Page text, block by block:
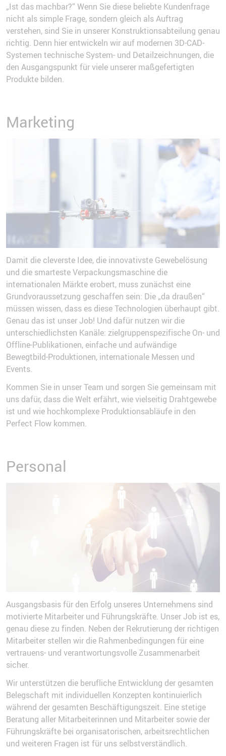
„Ist das machbar?“ Wenn Sie diese beliebte Kundenfrage
nicht als simple Frage, sondern gleich als Auftrag
verstehen, sind Sie in unserer Konstruktionsabteilung genau
richtig. Denn hier entwickeln wir auf modernen 3D-CAD-
Systemen technische System- und Detailzeichnungen, die
den Ausgangspunkt für viele unserer maßgefertigten
Produkte bilden.
Marketing
Damit die cleverste Idee, die innovativste Gewebelösung
und die smarteste Verpackungsmaschine die
internationalen Märkte erobert, muss zunächst eine
Grundvoraussetzung geschaffen sein: Die „da draußen“
müssen wissen, dass es diese Technologien überhaupt gibt.
Genau das ist unser Job! Und dafür nutzen wir die
unterschiedlichsten Kanäle: zielgruppenspezifische On- und
Offline-Publikationen, einfache und aufwändige
Bewegtbild-Produktionen, internationale Messen und
Events.
Kommen Sie in unser Team und sorgen Sie gemeinsam mit
uns dafür, dass die Welt erfährt, wie vielseitig Drahtgewebe
ist und wie hochkomplexe Produktionsabläufe in den
Perfect Flow kommen.
Personal
Ausgangsbasis für den Erfolg unseres Unternehmens sind
motivierte Mitarbeiter und Führungskräfte. Unser Job ist es,
genau diese zu finden. Neben der Rekrutierung der richtigen
Mitarbeiter stellen wir die Rahmenbedingungen für eine
vertrauens- und verantwortungsvolle Zusammenarbeit
sicher.
Wir unterstützen die berufliche Entwicklung der gesamten
Belegschaft mit individuellen Konzepten kontinuierlich
während der gesamten Beschäftigungszeit. Eine stetige
Beratung aller Mitarbeiterinnen und Mitarbeiter sowie der
Führungskräfte bei organisatorischen, arbeitsrechtlichen
und weiteren Fragen ist für uns selbstverständlich.